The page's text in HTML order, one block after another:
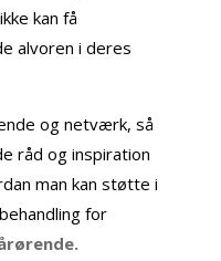
kan få
alvoren i deres
og netværk, så
råd og inspiration
man kan støtte i
for